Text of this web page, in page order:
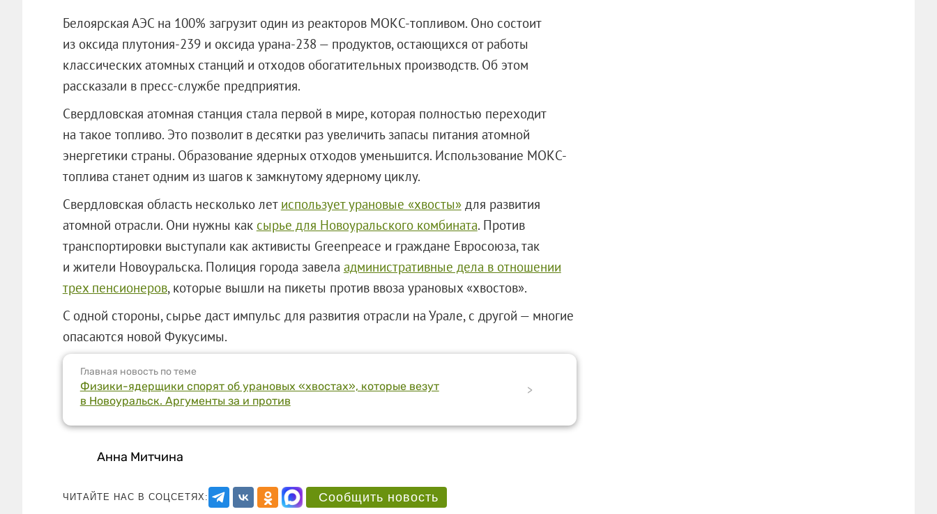
Белоярская АЭС на 100% загрузит один из реакторов МОКС-топливом. Оно состоит
из оксида плутония-239 и оксида урана-238 — продуктов, остающихся от работы
классических атомных станций и отходов обогатительных производств. Об этом
рассказали в пресс-службе предприятия.
Свердловская атомная станция стала первой в мире, которая полностью переходит
на такое топливо. Это позволит в десятки раз увеличить запасы питания атомной
энергетики страны. Образование ядерных отходов уменьшится. Использование МОКС-
топлива станет одним из шагов к замкнутому ядерному циклу.
Свердловская область несколько лет использует урановые «хвосты»для развития
атомной отрасли. Они нужны как сырье для Новоуральского комбината. Против
транспортировки выступали как активисты Greenpeace и граждане Евросоюза, так
и жители Новоуральска. Полиция города завела административные дела в отношении
трех пенсионеров, которые вышли на пикеты против ввоза урановых «хвостов».
С одной стороны, сырье даст импульс для развития отрасли на Урале, с другой — многие
опасаются новой Фукусимы.
Главная новость по теме
Физики-ядерщики спорят об урановых «хвостах», которые везут
в Новоуральск. Аргументы за и против
>
Анна Митчина
ЧИТАЙТЕ НАС В СОЦСЕТЯХ: Сообщить новость